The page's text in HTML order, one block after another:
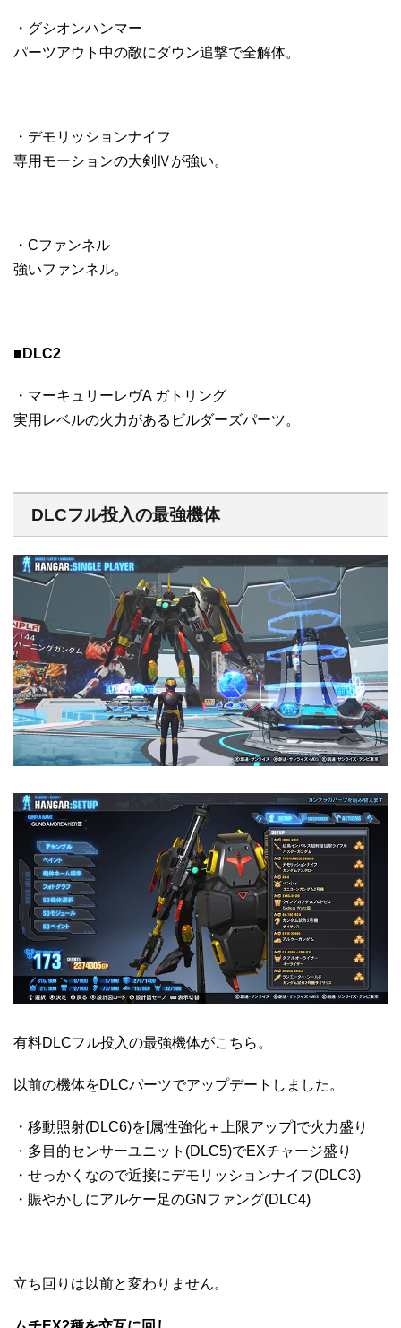
・グシオンハンマー
パーツアウト中の敵にダウン追撃で全解体。
・デモリッションナイフ
専用モーションの大剣Ⅳが強い。
・Cファンネル
強いファンネル。
■DLC2
・マーキュリーレヴA ガトリング
実用レベルの火力があるビルダーズパーツ。
DLCフル投入の最強機体
有料DLCフル投入の最強機体がこちら。
以前の機体をDLCパーツでアップデートしました。
・移動照射(DLC6)を[属性強化＋上限アップ]で火力盛り
・多目的センサーユニット(DLC5)でEXチャージ盛り
・せっかくなので近接にデモリッションナイフ(DLC3)
・賑やかしにアルケー足のGNファング(DLC4)
立ち回りは以前と変わりません。